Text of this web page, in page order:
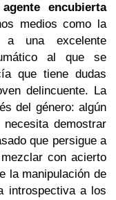
encubierta
medios como la
a una excelente
al que se
que tiene dudas
delincuente. La
del género: algún
demostrar
que persigue a
con acierto
la manipulación de
introspectiva a los